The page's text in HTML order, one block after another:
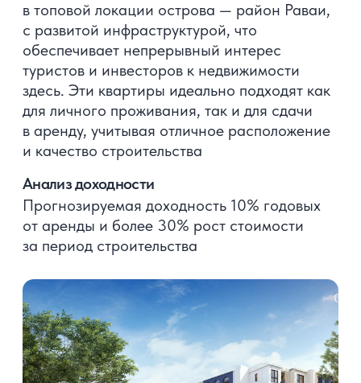
стоимости за период строительства
Скачать презентацию
Получите полную презентацию
с планировками, ценами
и описанием проекта